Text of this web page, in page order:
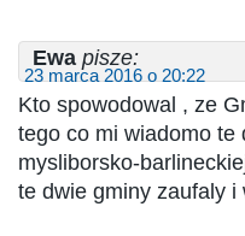
Ewa pisze:
23 marca 2016 o 20:22
Kto spowodowal , ze
tego co mi wiadomo te
mysliborsko-
te dwie gminy zaufaly